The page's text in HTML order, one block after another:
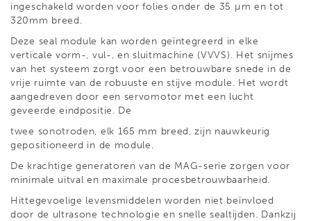
ingeschakeld worden voor folies onder de 35 µm en tot
320mm breed.
Deze seal module kan worden geïntegreerd in elke
verticale vorm-, vul-, en sluitmachine (VVVS). Het snijmes
van het systeem zorgt voor een betrouwbare snede in de
vrije ruimte van de robuuste en stijve module. Het wordt
aangedreven door een servomotor met een lucht
geveerde eindpositie. De
twee sonotroden, elk 165 mm breed, zijn nauwkeurig
gepositioneerd in de module.
De krachtige generatoren van de MAG-serie zorgen voor
minimale uitval en maximale procesbetrouwbaarheid.
Hittegevoelige levensmiddelen worden niet beïnvloed
door de ultrasone technologie en snelle sealtijden. Dankzij